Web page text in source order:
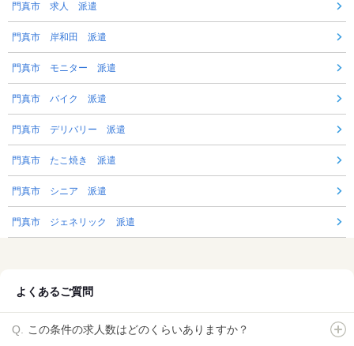
門真市 求人 派遣
門真市 岸和田 派遣
門真市 モニター 派遣
門真市 バイク 派遣
門真市 デリバリー 派遣
門真市 たこ焼き 派遣
門真市 シニア 派遣
門真市 ジェネリック 派遣
よくあるご質問
この条件の求人数はどのくらいありますか？